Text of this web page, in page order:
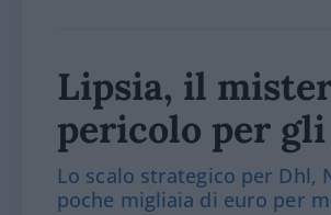
Lipsia, il
pericolo per
Lo scalo strategico per Dhl,
poche migliaia di euro per